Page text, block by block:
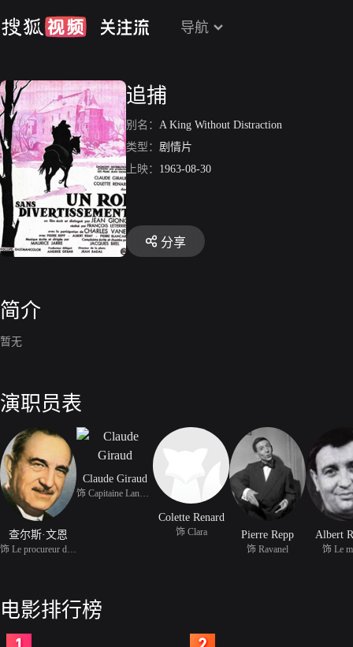
导航
追捕
别名： A King Without Distraction
类型： 剧情片
上映： 1963-08-30
分享
简介
暂无
演职员表
查尔斯·文恩
Claude Giraud
饰 Capitaine Langlois
Colette Renard
饰 Clara Pierre Repp
饰 Ravanel
Albert
饰 Le
电影排行榜